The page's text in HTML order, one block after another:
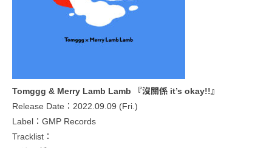
Tomggg & Merry Lamb Lamb 『沒關係 it’s okay!!』
Release Date：2022.09.09 (Fri.)
Label：GMP Records
Tracklist：